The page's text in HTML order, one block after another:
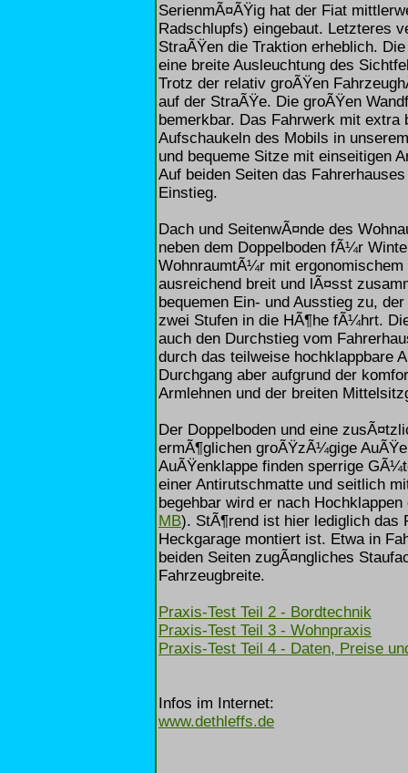
SerienmÃ¤ÃŸig hat der Fiat
Radschlupfs) eingebaut. Letzteres
StraÃŸen die Traktion erheblich.
eine breite Ausleuchtung des
Trotz der relativ groÃŸen
auf der StraÃŸe. Die groÃŸen
bemerkbar. Das Fahrwerk mit
Aufschaukeln des Mobils in
und bequeme Sitze mit einseitigen
Auf beiden Seiten das
Einstieg.
Dach und SeitenwÃ¤nde des
neben dem Doppelboden fÃ¼r
WohnraumtÃ¼r mit
ausreichend breit und lÃ¤sst
bequemen Ein- und Ausstieg zu,
zwei Stufen in die HÃ¶he fÃ¼hrt.
auch den Durchstieg vom
durch das teilweise hochklappbare
Durchgang aber aufgrund der
Armlehnen und der breiten
Der Doppelboden und eine
ermÃ¶glichen groÃŸzÃ¼gige
AuÃŸenklappe finden sperrige
einer Antirutschmatte und seitlich
begehbar wird er nach
MB). StÃ¶rend ist hier lediglich das
Heckgarage montiert ist. Etwa in
beiden Seiten zugÃ¤ngliches
Fahrzeugbreite.
Praxis-Test Teil 2 - Bordtechnik
Praxis-Test Teil 3 - Wohnpraxis
Praxis-Test Teil 4 - Daten, Preise
Infos im Internet:
www.dethleffs.de